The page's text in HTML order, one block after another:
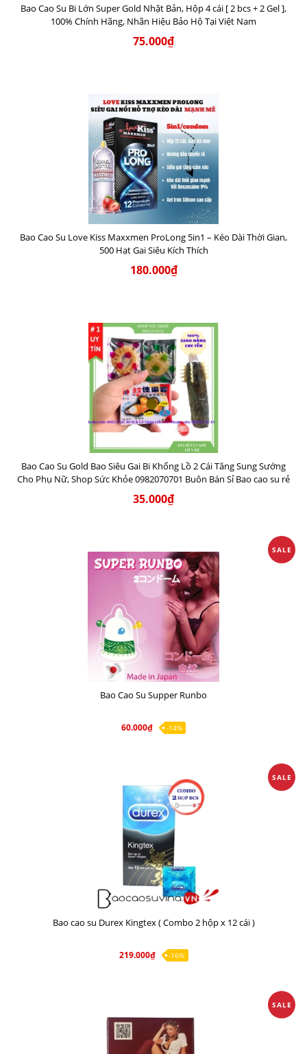
Bao Cao Su Bi Lớn Super Gold Nhật Bản, Hộp 4 cái [ 2 bcs + 2 Gel ],
100% Chính Hãng, Nhãn Hiệu Bảo Hộ Tại Việt Nam
75.000₫
Bao Cao Su Love Kiss Maxxmen ProLong 5in1 – Kéo Dài Thời Gian,
500 Hạt Gai Siêu Kích Thích
180.000₫
Bao Cao Su Gold Bao Siêu Gai Bi Khổng Lồ 2 Cái Tăng Sung Sướng
Cho Phụ Nữ, Shop Sức Khỏe 0982070701 Buôn Bán Sỉ Bao cao su rẻ
nhất
35.000₫
SALE
Bao Cao Su Supper Runbo
60.000₫ -14%
SALE
Bao cao su Durex Kingtex ( Combo 2 hộp x 12 cái )
219.000₫ -16%
SALE